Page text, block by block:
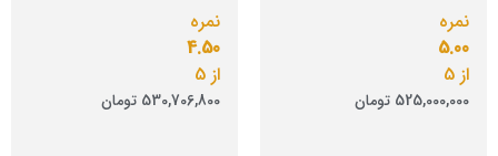
نمره
5.00
از 5
525,000,000 تومان
نمره
4.50
از 5
530,706,800 تومان